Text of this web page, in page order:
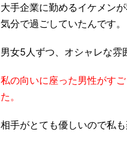
大手企業に勤めるイケメン
気分で過ごしていたんです。
男女5人ずつ、オシャレな雰
私の向いに座った男性がす
た。
相手がとても優しいので私